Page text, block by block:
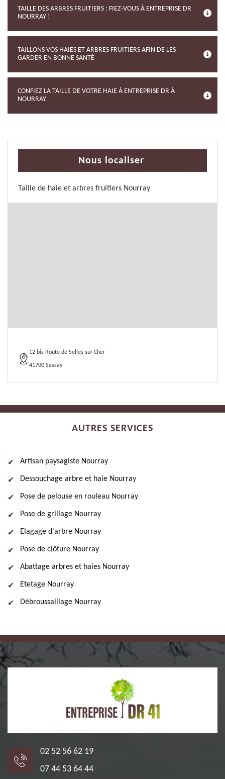
TAILLE DES ARBRES FRUITIERS : FIEZ-VOUS À ENTREPRISE DR
NOURRAY !
TAILLONS VOS HAIES ET ARBRES FRUITIERS AFIN DE LES
GARDER EN BONNE SANTÉ
CONFIEZ LA TAILLE DE VOTRE HAIE À ENTREPRISE DR À
NOURRAY
Nous localiser
Taille de haie et arbres fruitiers Nourray
12 bis Route de Selles sur Cher
41700 Sassay
AUTRES SERVICES
Artisan paysagiste Nourray
Dessouchage arbre et haie Nourray
Pose de pelouse en rouleau Nourray
Pose de grillage Nourray
Elagage d'arbre Nourray
Pose de clôture Nourray
Abattage arbres et haies Nourray
Etetage Nourray
Débroussaillage Nourray
02 52 56 62 19
07 44 53 64 44